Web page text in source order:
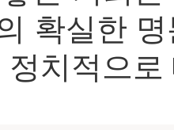
확실한
정치적으